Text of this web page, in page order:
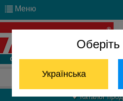
Українська
Меню
Отдел запчастей:
Каталог